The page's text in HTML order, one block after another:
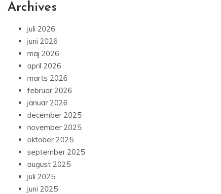
Archives
juli 2026
juni 2026
maj 2026
april 2026
marts 2026
februar 2026
januar 2026
december 2025
november 2025
oktober 2025
september 2025
august 2025
juli 2025
juni 2025